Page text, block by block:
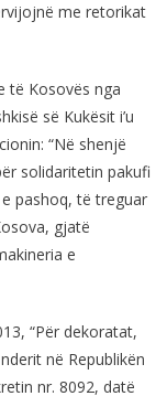
me retorikat
të Kosovës nga
së Kukësit i’u
“Në shenjë
solidaritetin pakufi
pashoq, të treguar
gjatë
e
“Për dekoratat,
në Republikën
nr. 8092, datë